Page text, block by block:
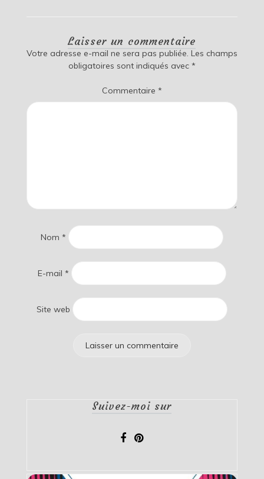
Laisser un commentaire
Votre adresse e-mail ne sera pas publiée. Les champs
obligatoires sont indiqués avec *
Commentaire *
Nom *
E-mail *
Site web
Suivez-moi sur